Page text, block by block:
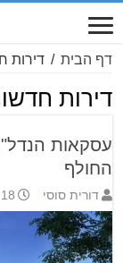
דף הבית / דירות
דירות
עסקאות
החולף
דורית סוסי 18 פברואר 2026 10:35